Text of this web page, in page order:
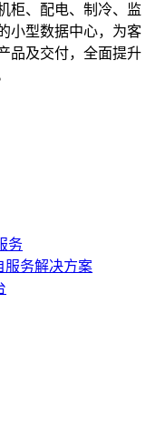
柜、配电、制冷、监
小型数据中心，为客
品及交付，全面提升
务
服务解决方案